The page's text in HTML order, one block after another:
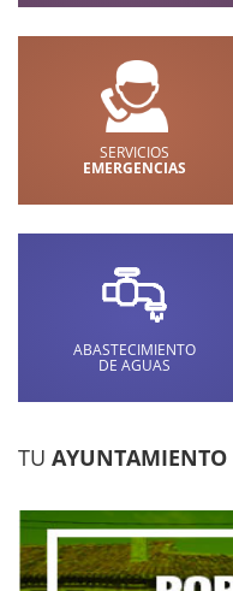
SERVICIOS
EMERGENCIAS
ABASTECIMIENTO
DE AGUAS
TU AYUNTAMIENTO